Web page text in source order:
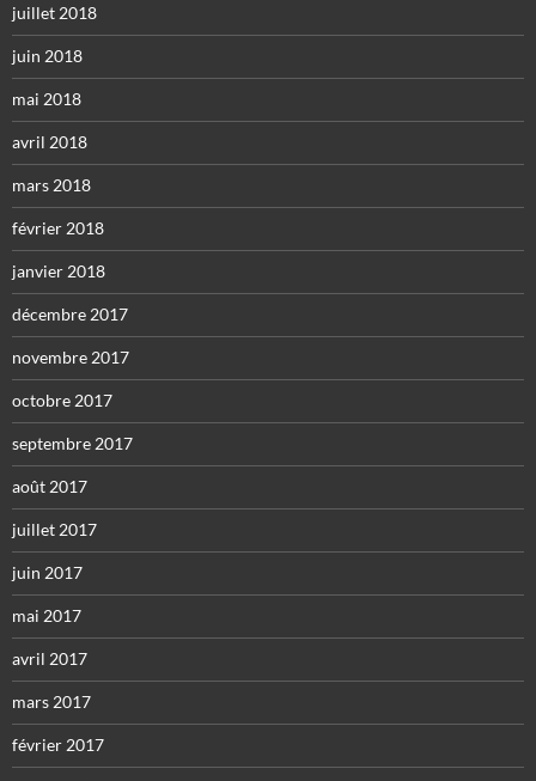
juillet 2018
juin 2018
mai 2018
avril 2018
mars 2018
février 2018
janvier 2018
décembre 2017
novembre 2017
octobre 2017
septembre 2017
août 2017
juillet 2017
juin 2017
mai 2017
avril 2017
mars 2017
février 2017